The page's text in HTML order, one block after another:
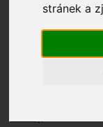
stránek a